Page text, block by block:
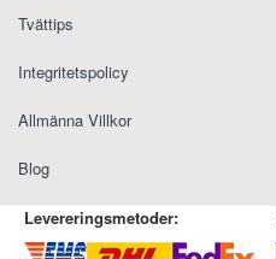
Tvättips
Integritetspolicy
Allmänna Villkor
Blog
Levereringsmetoder: